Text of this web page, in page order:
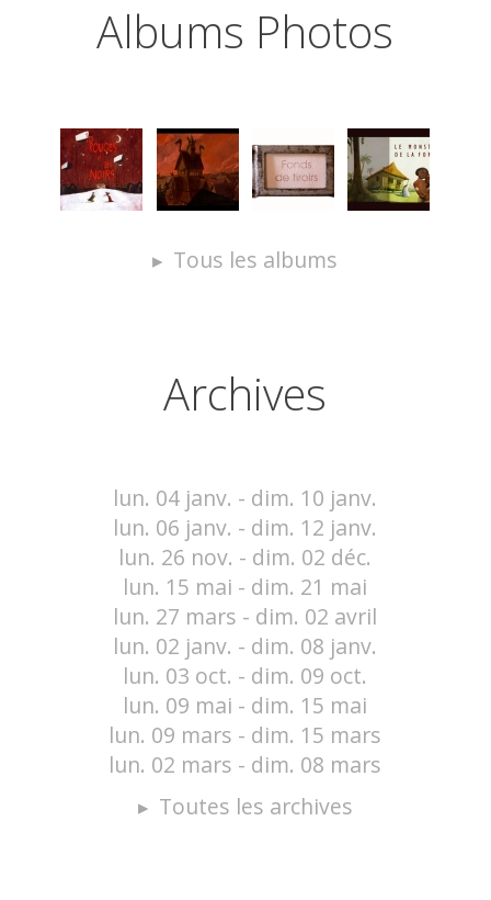
Albums Photos
Tous les albums
Archives
lun. 04 janv. - dim. 10 janv.
lun. 06 janv. - dim. 12 janv.
lun. 26 nov. - dim. 02 déc.
lun. 15 mai - dim. 21 mai
lun. 27 mars - dim. 02 avril
lun. 02 janv. - dim. 08 janv.
lun. 03 oct. - dim. 09 oct.
lun. 09 mai - dim. 15 mai
lun. 09 mars - dim. 15 mars
lun. 02 mars - dim. 08 mars
Toutes les archives